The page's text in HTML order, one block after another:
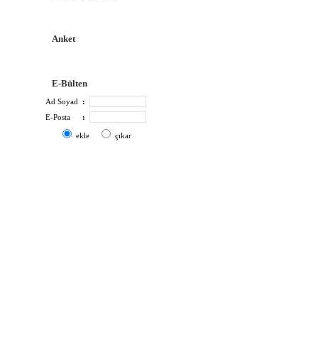
Anket
E-Bülten
Ad Soyad
:
E-Posta
:
ekle çıkar